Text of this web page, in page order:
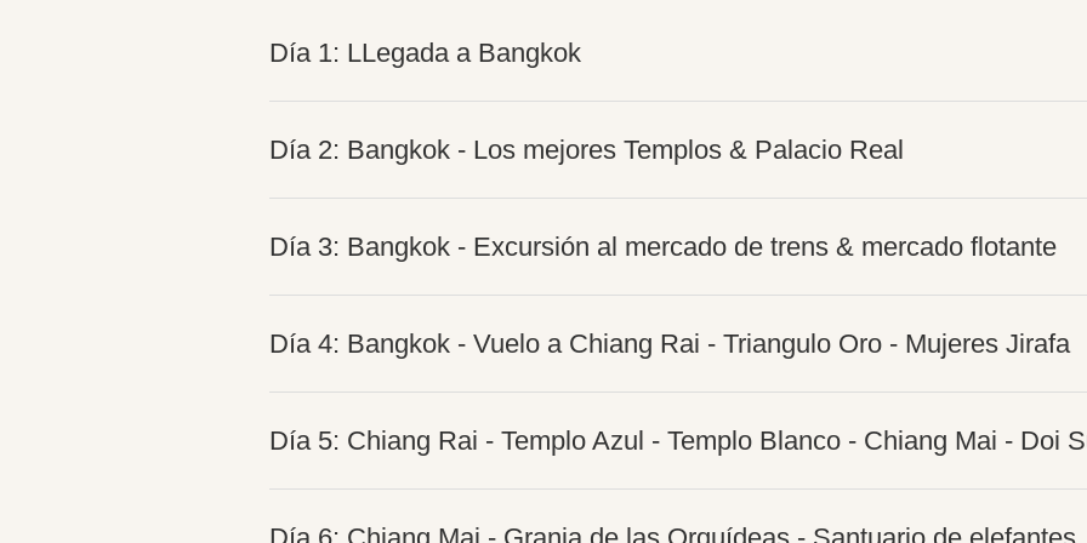
Día 1: LLegada a Bangkok
Día 2: Bangkok - Los mejores Templos & Palacio Real
Día 3: Bangkok - Excursión al mercado de trens & mercado flotante
Día 4: Bangkok - Vuelo a Chiang Rai - Triangulo Oro - Mujeres Jirafa
Día 5: Chiang Rai - Templo Azul - Templo Blanco - Chiang Mai - Doi